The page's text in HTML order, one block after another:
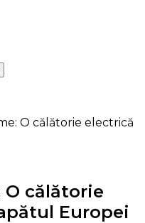
O călătorie electrică
O călătorie
Europei